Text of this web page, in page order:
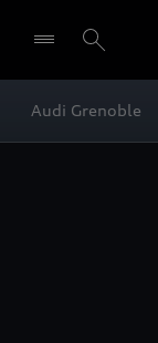
Audi Grenoble